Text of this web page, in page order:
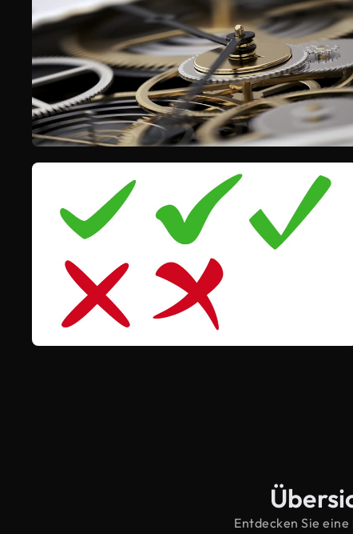
Entdecken Sie